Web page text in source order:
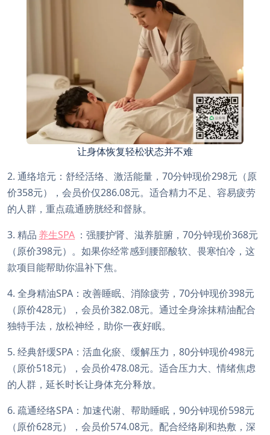
让身体恢复轻松状态并不难
2. 通络培元：舒经活络、激活能量，70分钟现价298元（原
价358元），会员价仅286.08元。适合精力不足、容易疲劳
的人群，重点疏通膀胱经和督脉。
3. 精品 养生SPA ：强腰护肾、滋养脏腑，70分钟现价368元
（原价398元）。如果你经常感到腰部酸软、畏寒怕冷，这
款项目能帮助你温补下焦。
4. 全身精油SPA：改善睡眠、消除疲劳，70分钟现价398元
（原价428元），会员价382.08元。通过全身涂抹精油配合
独特手法，放松神经，助你一夜好眠。
5. 经典舒缓SPA：活血化瘀、缓解压力，80分钟现价498元
（原价518元），会员价478.08元。适合压力大、情绪焦虑
的人群，延长时长让身体充分释放。
6. 疏通经络SPA：加速代谢、帮助睡眠，90分钟现价598元
（原价628元），会员价574.08元。配合经络刷和热敷，深